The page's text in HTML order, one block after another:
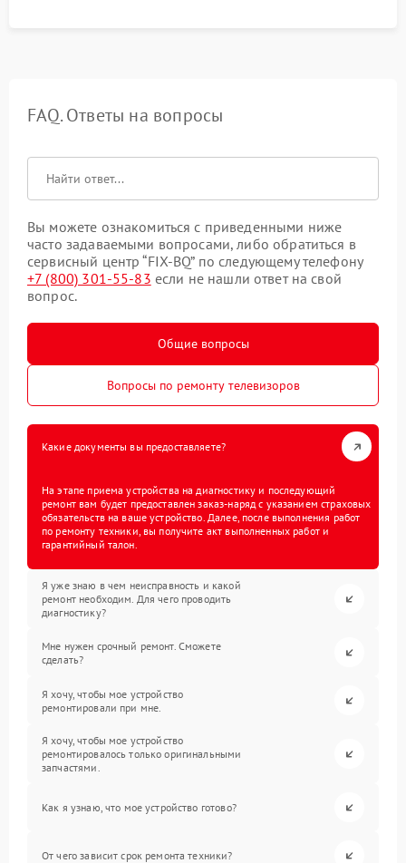
FAQ. Ответы на вопросы
Вы можете ознакомиться с приведенными ниже
часто задаваемыми вопросами, либо обратиться в
сервисный центр “FIX-BQ” по следующему телефону
+7 (800) 301-55-83 если не нашли ответ на свой
вопрос.
Общие вопросы
Вопросы по ремонту телевизоров
Какие документы вы предоставляете?
На этапе приема устройства на диагностику и последующий
ремонт вам будет предоставлен заказ-наряд с указанием страховых
обязательств на ваше устройство. Далее, после выполнения работ
по ремонту техники, вы получите акт выполненных работ и
гарантийный талон.
Я уже знаю в чем неисправность и какой
ремонт необходим. Для чего проводить
диагностику?
Мне нужен срочный ремонт. Сможете
сделать?
Я хочу, чтобы мое устройство
ремонтировали при мне.
Я хочу, чтобы мое устройство
ремонтировалось только оригинальными
запчастями.
Как я узнаю, что мое устройство готово?
От чего зависит срок ремонта техники?